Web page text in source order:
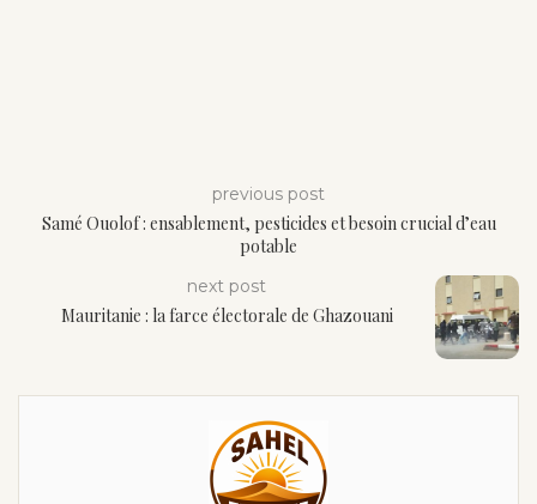
previous post
Samé Ouolof : ensablement, pesticides et besoin crucial d’eau
potable
next post
Mauritanie : la farce électorale de Ghazouani